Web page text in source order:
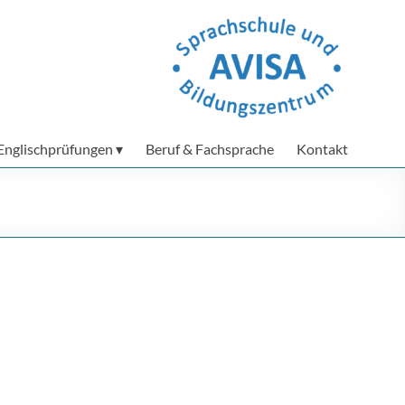
Beruf & Fachsprache Kontakt